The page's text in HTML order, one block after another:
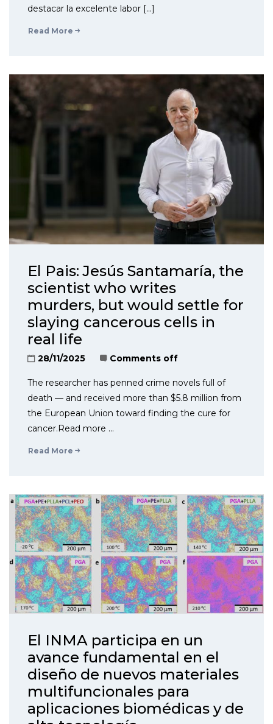
destacar la excelente labor […]
Read More
El Pais: Jesús Santamaría, the
scientist who writes
murders, but would settle for
slaying cancerous cells in
real life
28/11/2025 Comments off
The researcher has penned crime novels full of
death — and received more than $5.8 million from
the European Union toward finding the cure for
cancer.Read more …
Read More
El INMA participa en un
avance fundamental en el
diseño de nuevos materiales
multifuncionales para
aplicaciones biomédicas y de